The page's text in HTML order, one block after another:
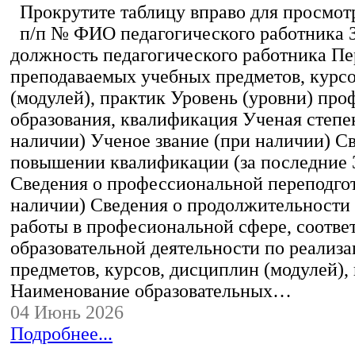
Прокрутите таблицу вправо для
п/п № ФИО педагогического работника
должность педагогического работника
преподаваемых учебных предметов,
(модулей), практик Уровень (уровни)
образования, квалификация Ученая
наличии) Ученое звание (при наличии)
повышении квалификации (за последние
Сведения о профессиональной
наличии) Сведения о
работы в професиональной сфере,
образовательной деятельности по
предметов, курсов, дисциплин (модулей),
Наименование образовательных…
04 Июнь 2026
Подробнее...